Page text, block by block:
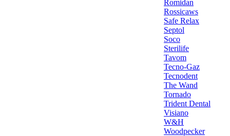
Romidan
Rossicaws
Safe Relax
Septol
Soco
Sterilife
Tavom
Tecno-Gaz
Tecnodent
The Wand
Tornado
Trident Dental
Visiano
W&H
Woodpecker